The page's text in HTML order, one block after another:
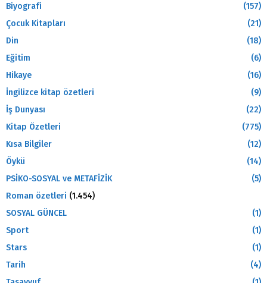
Biyografi
(157)
Çocuk Kitapları
(21)
Din
(18)
Eğitim
(6)
Hikaye
(16)
İngilizce kitap özetleri
(9)
İş Dunyası
(22)
Kitap Özetleri
(775)
Kısa Bilgiler
(12)
Öykü
(14)
PSİKO-SOSYAL ve METAFİZİK
(5)
Roman özetleri (1.454)
SOSYAL GÜNCEL
(1)
Sport
(1)
Stars
(1)
Tarih
(4)